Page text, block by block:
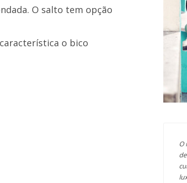
O salto tem opção
o bico
O